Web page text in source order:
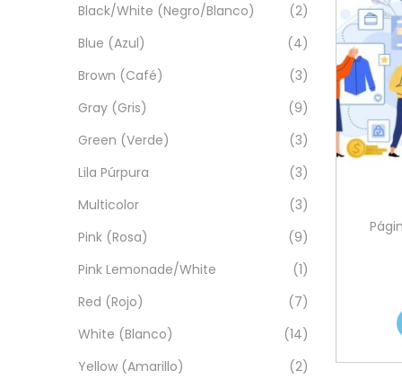
Black/White (Negro/Blanco)
(2)
Blue (Azul)
(4)
Brown (Café)
(3)
Gray (Gris)
(9)
Green (Verde)
(3)
Lila Púrpura
(3)
Multicolor
(3)
Pink (Rosa)
(9)
Pink Lemonade/White
(1)
Red (Rojo)
(7)
White (Blanco)
(14)
Yellow (Amarillo)
(2)